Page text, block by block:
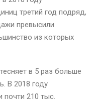
третий год подряд,
превысили
из которых
в 5 раз больше
В 2018 году
почти 210 тыс.